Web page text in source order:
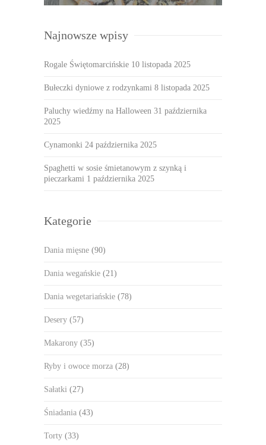
Najnowsze wpisy
Rogale Świętomarcińskie 10 listopada 2025
Bułeczki dyniowe z rodzynkami 8 listopada 2025
Paluchy wiedźmy na Halloween 31 października
2025
Cynamonki 24 października 2025
Spaghetti w sosie śmietanowym z szynką i
pieczarkami 1 października 2025
Kategorie
Dania mięsne (90)
Dania wegańskie (21)
Dania wegetariańskie (78)
Desery (57)
Makarony (35)
Ryby i owoce morza (28)
Sałatki (27)
Śniadania (43)
Torty (33)